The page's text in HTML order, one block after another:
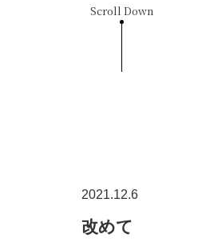
Scroll Down
2021.12.6
改めて